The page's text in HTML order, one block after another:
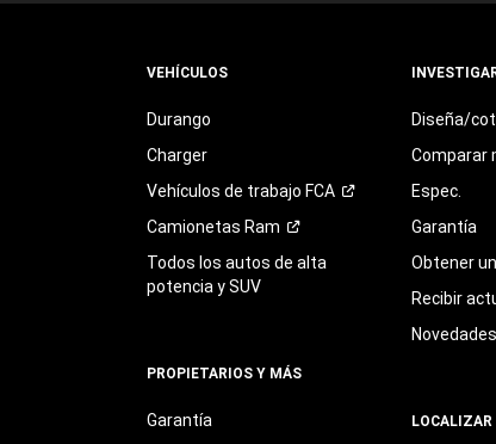
VEHÍCULOS
Durango
Charger
Vehículos de trabajo FCA
Camionetas Ram
Todos los autos de alta
potencia y SUV
PROPIETARIOS Y MÁS
Garantía
Diseña/
Comparar
Espec.
Garantía
Obtener
Recibir
LOCALIZAR